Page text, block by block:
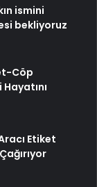
ismini
bekliyoruz
Cöp
Etiket